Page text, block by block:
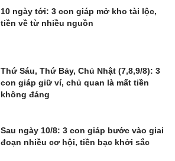
10 ngày tới: 3 con giáp mở kho tài lộc,
tiền về từ nhiều nguồn
Thứ Sáu, Thứ Bảy, Chủ Nhật (7,8,9/8): 3
con giáp giữ ví, chủ quan là mất tiền
không đáng
Sau ngày 10/8: 3 con giáp bước vào giai
đoạn nhiều cơ hội, tiền bạc khởi sắc